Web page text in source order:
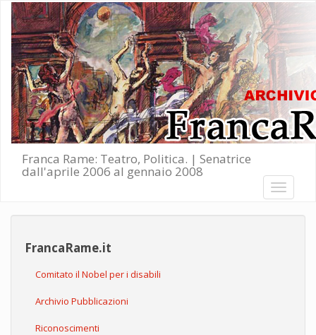
Salta al contenuto principale
Franca Rame: Teatro, Politica. | Senatrice
dall'aprile 2006 al gennaio 2008
Toggle
FrancaRame.it
Comitato il Nobel per i disabili
Archivio Pubblicazioni
Riconoscimenti